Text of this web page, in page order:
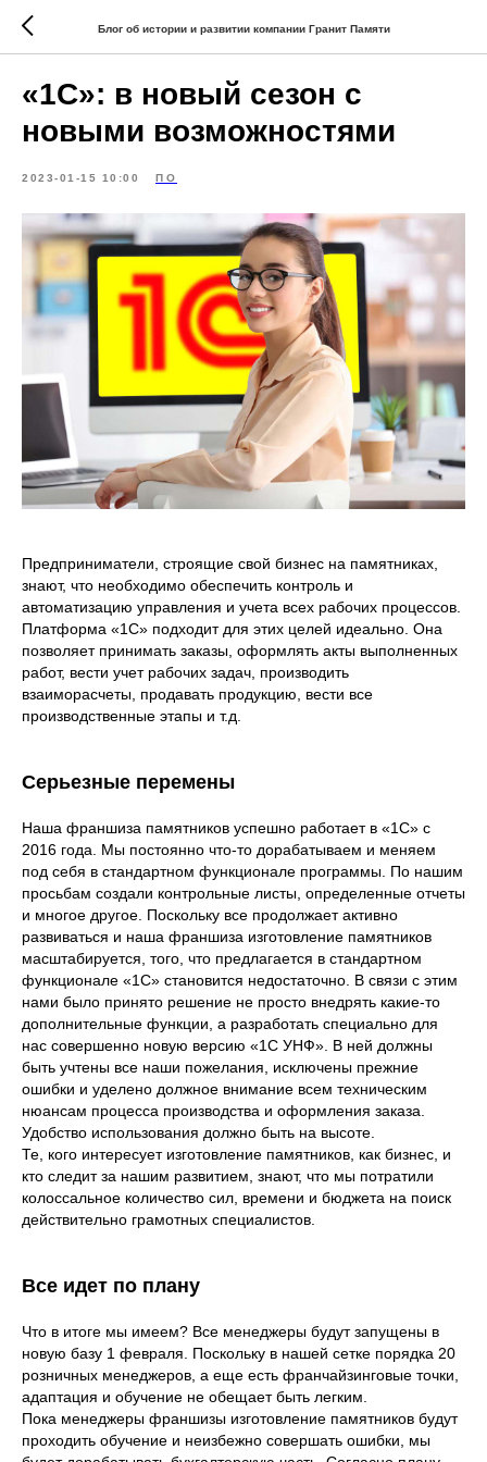
Блог об истории и развитии компании Гранит Памяти
«1С»: в новый сезон с
новыми возможностями
2023-01-15 10:00 ПО
Предприниматели, строящие свой бизнес на памятниках,
знают, что необходимо обеспечить контроль и
автоматизацию управления и учета всех рабочих процессов.
Платформа «1С» подходит для этих целей идеально. Она
позволяет принимать заказы, оформлять акты выполненных
работ, вести учет рабочих задач, производить
взаиморасчеты, продавать продукцию, вести все
производственные этапы и т.д.
Серьезные перемены
Наша франшиза памятников успешно работает в «1С» с
2016 года. Мы постоянно что-то дорабатываем и меняем
под себя в стандартном функционале программы. По нашим
просьбам создали контрольные листы, определенные отчеты
и многое другое. Поскольку все продолжает активно
развиваться и наша франшиза изготовление памятников
масштабируется, того, что предлагается в стандартном
функционале «1С» становится недостаточно. В связи с этим
нами было принято решение не просто внедрять какие-то
дополнительные функции, а разработать специально для
нас совершенно новую версию «1С УНФ». В ней должны
быть учтены все наши пожелания, исключены прежние
ошибки и уделено должное внимание всем техническим
нюансам процесса производства и оформления заказа.
Удобство использования должно быть на высоте.
Те, кого интересует изготовление памятников, как бизнес, и
кто следит за нашим развитием, знают, что мы потратили
колоссальное количество сил, времени и бюджета на поиск
действительно грамотных специалистов.
Все идет по плану
Что в итоге мы имеем? Все менеджеры будут запущены в
новую базу 1 февраля. Поскольку в нашей сетке порядка 20
розничных менеджеров, а еще есть франчайзинговые точки,
адаптация и обучение не обещает быть легким.
Пока менеджеры франшизы изготовление памятников будут
проходить обучение и неизбежно совершать ошибки, мы